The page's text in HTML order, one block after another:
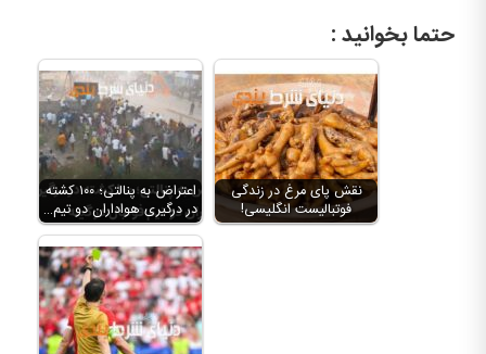
حتما بخوانید :
اعتراض به پنالتی؛ ۱۰۰ کشته
در درگیری هواداران دو تیم…
نقش پای مرغ در زندگی
فوتبالیست انگلیسی!